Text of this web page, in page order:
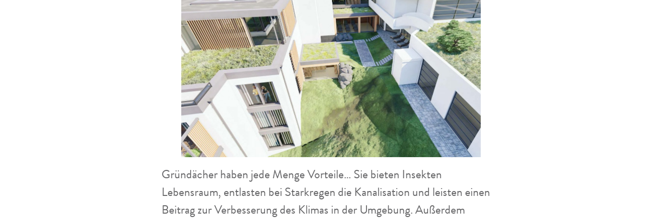
Gründächer haben jede Menge Vorteile… Sie bieten Insekten
Lebensraum, entlasten bei Starkregen die Kanalisation und leisten einen
Beitrag zur Verbesserung des Klimas in der Umgebung. Außerdem